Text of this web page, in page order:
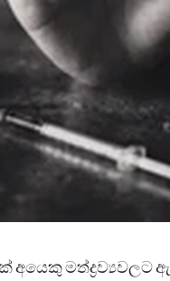
අයෙකු මත්ද්‍රව්‍යවලට